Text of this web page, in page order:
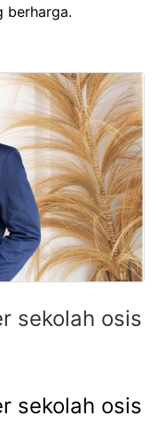
berharga.
sekolah osis
sekolah osis